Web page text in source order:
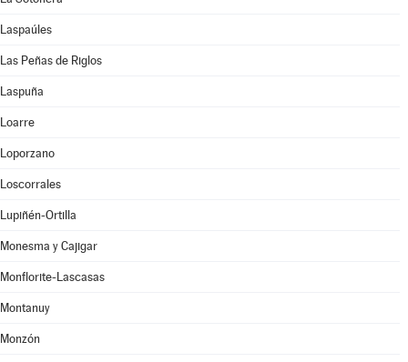
Laspaúles
Las Peñas de Riglos
Laspuña
Loarre
Loporzano
Loscorrales
Lupiñén-Ortilla
Monesma y Cajigar
Monflorite-Lascasas
Montanuy
Monzón